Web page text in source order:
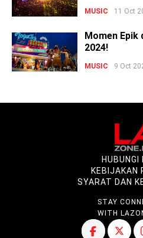
MUSIC 11 Oct
Momen Epik
2024!
MUSIC 9 Oct
HUBUNGI
KEBIJAKAN
SYARAT DAN
STAY
WITH